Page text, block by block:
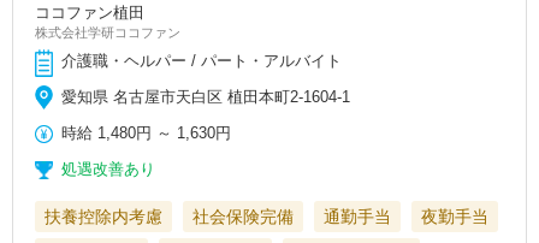
ココファン植田
株式会社学研ココファン
介護職・ヘルパー / パート・アルバイト
愛知県 名古屋市天白区 植田本町2-1604-1
時給 1,480円 ～ 1,630円
処遇改善あり
扶養控除内考慮 社会保険完備 通勤手当
夜勤手当